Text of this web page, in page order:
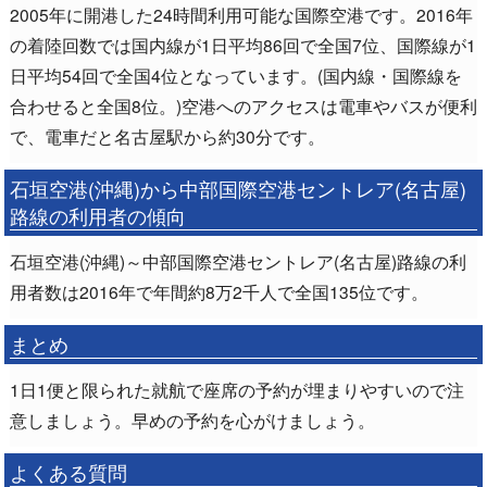
2005年に開港した24時間利用可能な国際空港です。2016年
の着陸回数では国内線が1日平均86回で全国7位、国際線が1
日平均54回で全国4位となっています。(国内線・国際線を
合わせると全国8位。)空港へのアクセスは電車やバスが便利
で、電車だと名古屋駅から約30分です。
石垣空港(沖縄)から中部国際空港セントレア(名古屋)
路線の利用者の傾向
石垣空港(沖縄)～中部国際空港セントレア(名古屋)路線の利
用者数は2016年で年間約8万2千人で全国135位です。
まとめ
1日1便と限られた就航で座席の予約が埋まりやすいので注
意しましょう。早めの予約を心がけましょう。
よくある質問